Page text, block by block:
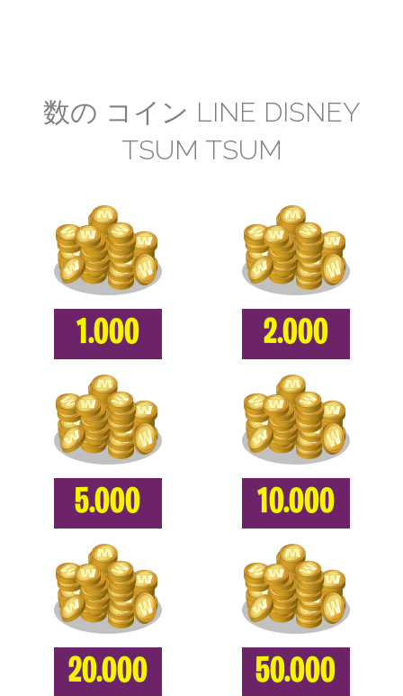
数の コイン LINE DISNEY
TSUM TSUM
1.000 2.000
5.000 10.000
20.000 50.000